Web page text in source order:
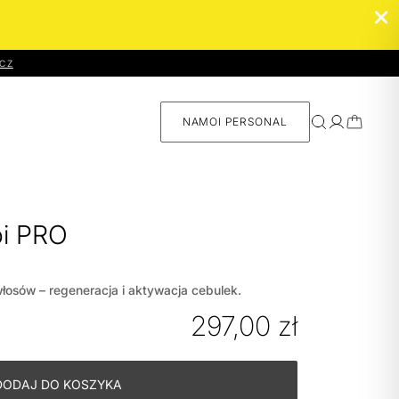
NAMOI PERSONAL
dopasowany
PRO
– regeneracja i aktywacja cebulek.
297,00 zł
DO KOSZYKA